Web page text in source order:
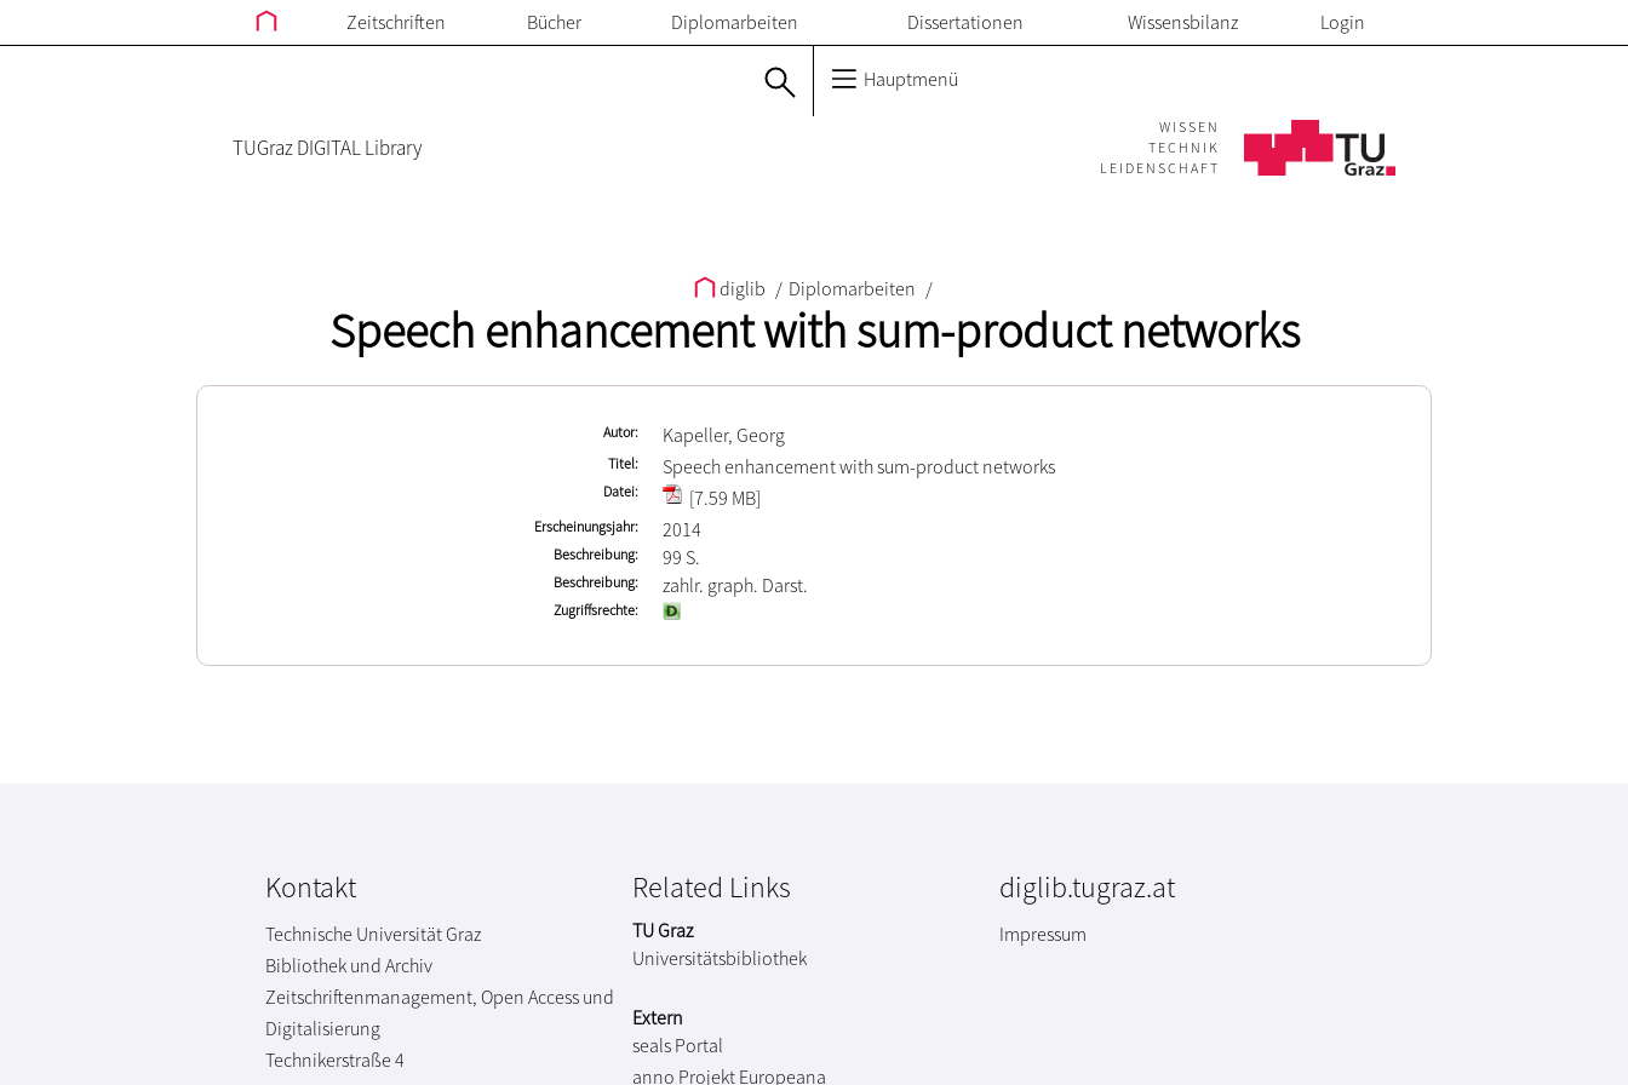
Zeitschriften Bücher Diplomarbeiten Dissertationen Wissensbilanz Login
Hauptmenü
TUGraz DIGITAL Library
WISSEN
TECHNIK
LEIDENSCHAFT
diglib / Diplomarbeiten /
Speech enhancement with sum-product networks
Autor Kapeller, Georg
Titel Speech enhancement with sum-product networks
Datei [7.59 MB]
Erscheinungsjahr 2014
Beschreibung 99 S.
Beschreibung zahlr. graph. Darst.
Zugriffsrechte
Kontakt
Technische Universität Graz
Bibliothek und Archiv
Zeitschriftenmanagement, Open Access und
Digitalisierung
Technikerstraße 4
Related Links
TU Graz
Universitätsbibliothek
Extern
seals Portal
anno Projekt Europeana
diglib.tugraz.at
Impressum